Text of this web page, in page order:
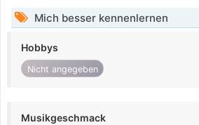
Mich besser kennenlernen
Hobbys
Nicht angegeben
Musikgeschmack